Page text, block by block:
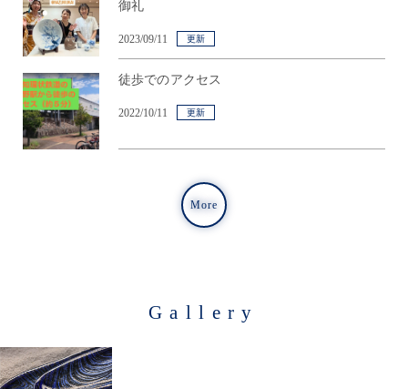
御礼
2023/09/11 更新
徒歩でのアクセス
2022/10/11 更新
More
Gallery